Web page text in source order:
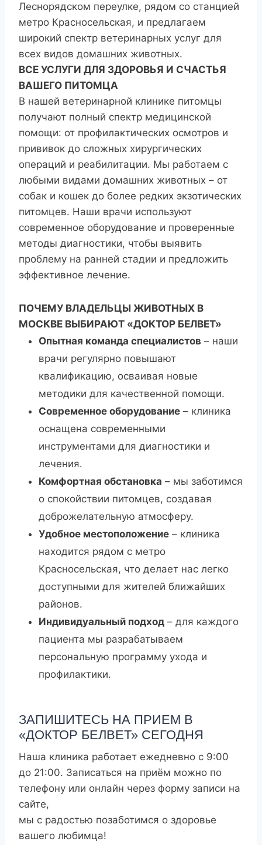
Леснорядском переулке, рядом со станцией
метро Красносельская, и предлагаем
широкий спектр ветеринарных услуг для
всех видов домашних животных.
ВСЕ УСЛУГИ ДЛЯ ЗДОРОВЬЯ И СЧАСТЬЯ
ВАШЕГО ПИТОМЦА
В нашей ветеринарной клинике питомцы
получают полный спектр медицинской
помощи: от профилактических осмотров и
прививок до сложных хирургических
операций и реабилитации. Мы работаем с
любыми видами домашних животных – от
собак и кошек до более редких экзотических
питомцев. Наши врачи используют
современное оборудование и проверенные
методы диагностики, чтобы выявить
проблему на ранней стадии и предложить
эффективное лечение.
ПОЧЕМУ ВЛАДЕЛЬЦЫ ЖИВОТНЫХ В
МОСКВЕ ВЫБИРАЮТ «ДОКТОР БЕЛВЕТ»
Опытная команда специалистов – наши
врачи регулярно повышают
квалификацию, осваивая новые
методики для качественной помощи.
Современное оборудование – клиника
оснащена современными
инструментами для диагностики и
лечения.
Комфортная обстановка – мы заботимся
о спокойствии питомцев, создавая
доброжелательную атмосферу.
Удобное местоположение – клиника
находится рядом с метро
Красносельская, что делает нас легко
доступными для жителей ближайших
районов.
Индивидуальный подход – для каждого
пациента мы разрабатываем
персональную программу ухода и
профилактики.
ЗАПИШИТЕСЬ НА ПРИЕМ В
«ДОКТОР БЕЛВЕТ» СЕГОДНЯ
Наша клиника работает ежедневно с 9:00
до 21:00. Записаться на приём можно по
телефону или онлайн через форму записи на
сайте,
мы с радостью позаботимся о здоровье
вашего любимца!